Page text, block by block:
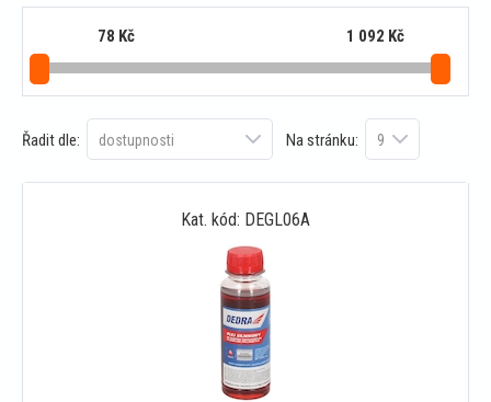
78 Kč 1 092 Kč
Řadit dle: Na stránku:
Kat. kód: DEGL06A